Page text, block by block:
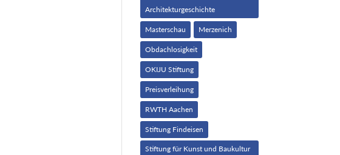
Architekturgeschichte
Masterschau Merzenich
Obdachlosigkeit
OKIJU Stiftung
Preisverleihung
RWTH Aachen
Stiftung Findeisen
Stiftung für Kunst und Baukultur